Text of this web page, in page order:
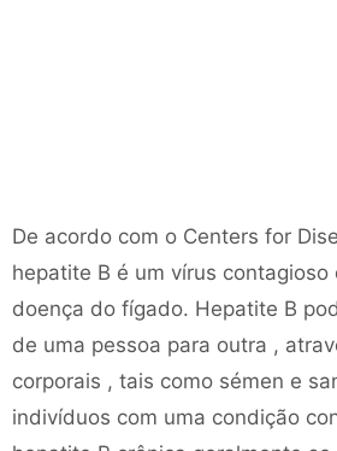
De acordo com o Centers for
hepatite B é um vírus contagioso
doença do fígado. Hepatite B
de uma pessoa para outra ,
corporais , tais como sémen e
indivíduos com uma condição